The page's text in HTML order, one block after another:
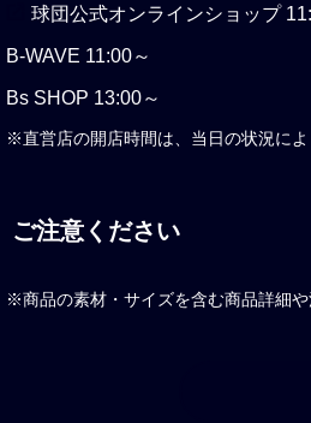
球団公式オンラインショップ
B-WAVE 11:00～
Bs SHOP 13:00～
※直営店の開店時間は、当日の状況に
ご注意ください
※商品の素材・サイズを含む商品詳細